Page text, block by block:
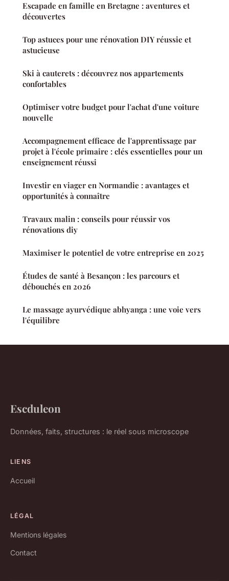
Escapade en famille en Bretagne : aventures et
découvertes
Top astuces pour une rénovation DIY réussie et
astucieuse
Ski à cauterets : découvrez nos appartements
confortables
Optimiser votre budget pour l'achat d'une voiture
nouvelle
Accompagnement efficace de l'apprentissage par
projet à l'école primaire : clés essentielles pour un
enseignement réussi
Investir en viager en Normandie : avantages et
opportunités à connaître
Travaux malin : conseils pour réussir vos
rénovations diy
Maximiser le potentiel de votre entreprise en 2025
Études de santé à Besançon : les parcours et
débouchés en 2026
Le massage ayurvédique abhyanga : une voie vers
l'équilibre
Escduleon
Données, faits, structures : le réel sous microscope
LIENS
Accueil
LÉGAL
Mentions légales
Contact